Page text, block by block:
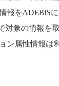
報をADEBiS
対象の情報を
ン属性情報は